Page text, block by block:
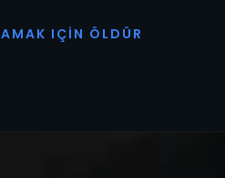
AMAK I ÇI N Ö L D Ü R